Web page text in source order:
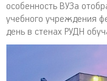
особенность ВУЗа
учебного учреждения
день в стенах РУДН